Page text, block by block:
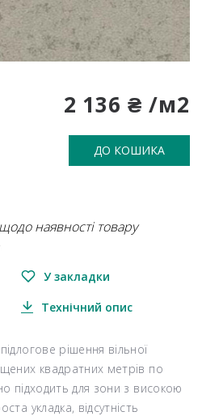
2 136 ₴ /м2
ДО КОШИКА
наявності товару
У закладки
Технічний опис
рішення вільної
квадратних метрів по
підходить для зони з високою
укладка, відсутність